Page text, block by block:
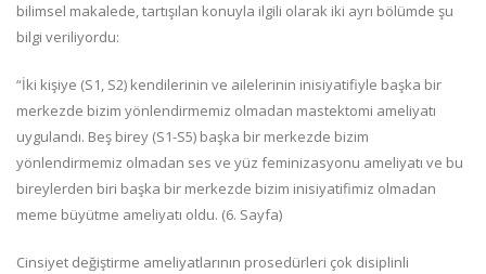
bilimsel makalede, tartışılan konuyla ilgili olarak iki ayrı bölümde şu
bilgi veriliyordu:
“İki kişiye (S1, S2) kendilerinin ve ailelerinin inisiyatifiyle başka bir
merkezde bizim yönlendirmemiz olmadan mastektomi ameliyatı
uygulandı. Beş birey (S1-S5) başka bir merkezde bizim
yönlendirmemiz olmadan ses ve yüz feminizasyonu ameliyatı ve bu
bireylerden biri başka bir merkezde bizim inisiyatifimiz olmadan
meme büyütme ameliyatı oldu. (6. Sayfa)
Cinsiyet değiştirme ameliyatlarının prosedürleri çok disiplinli